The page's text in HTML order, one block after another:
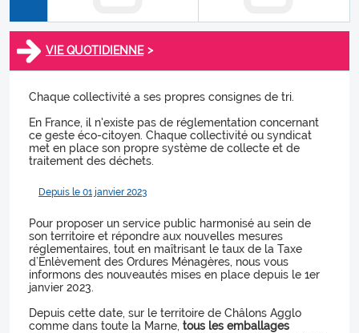
VIE QUOTIDIENNE >
Chaque collectivité a ses propres consignes de tri.
En France, il n'existe pas de réglementation concernant
ce geste éco-citoyen. Chaque collectivité ou syndicat
met en place son propre système de collecte et de
traitement des déchets.
Depuis le 01 janvier 2023
Pour proposer un service public harmonisé au sein de
son territoire et répondre aux nouvelles mesures
réglementaires, tout en maîtrisant le taux de la Taxe
d’Enlèvement des Ordures Ménagères, nous vous
informons des nouveautés mises en place depuis le 1er
janvier 2023.
Depuis cette date, sur le territoire de Châlons Agglo
comme dans toute la Marne, tous les emballages